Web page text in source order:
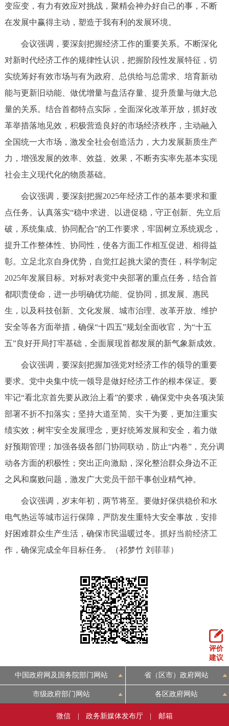
变应变，有力有效应对挑战，聚精会神办好自己的事，不断
在发展中赢得主动，塑造于我有利的发展环境。
会议强调，要深刻把握经济工作的重要关系。不断深化
对新时代经济工作的规律性认识，把握阶段性发展特征，切
实统筹好有效市场与有为政府、总供给与总需求、培育新动
能与更新旧动能、做优增量与盘活存量、提升质量与做大总
量的关系。结合首都特点实际，全面深化改革开放，抓好改
革举措落地见效，积极营造良好的市场经济秩序，主动融入
全国统一大市场，激发全社会创造活力，大力发展新质生产
力，增强发展的效率、效益、效果，不断夯实率先基本实现
社会主义现代化的物质基础。
会议强调，要深刻把握2025年经济工作的基本要求和重
点任务。认真落实“稳中求进、以进促稳，守正创新、先立后
破，系统集成、协同配合”的工作要求，牢固树立系统观念，
提升工作整体性、协同性，使各方面工作相互促进、相得益
彰。立足北京自身优势，自觉扛起挑大梁的责任，科学制定
2025年发展目标。对标对表党中央部署的重点任务，结合首
都职责使命，进一步明确优功能、促协同，抓发展、惠民
生，以及科技创新、文化发展、城市治理、改革开放、维护
安全等各方面举措，确保“十四五”规划全面收官，为“十五
五”良好开局打牢基础，全面展现首都发展的新气象新成效。
会议强调，要深刻把握加强党对经济工作的领导的重要
要求。党中央集中统一领导是做好经济工作的根本保证。要
牢记“看北京首先要从政治上看”的要求，确保党中央各项决策
部署不折不扣落实；坚持大道至简、实干为要，更加注重实
绩实效；树牢安全发展理念，更好统筹发展和安全，着力做
好预期管理；加强各级各部门协同联动，防止“内卷”，充分调
动各方面的积极性；突出正向激励，深化整治群众身边不正
之风和腐败问题，激发广大党员干部干事创业精气神。
会议强调，岁末年初，两节将至。要做好保供稳价和水
电气热运等城市运行保障，严防发生重特大安全事故，安排
好困难群众生产生活，确保市民温暖过冬。抓好当前经济工
作，确保完成全年目标任务。（祁梦竹 刘菲菲）
评价
建议
中国政府网及国务院部门网站 省（区市）政府网站
市级政府部门网站 各区政府网站
微信 政务新媒体发布厅 邮箱